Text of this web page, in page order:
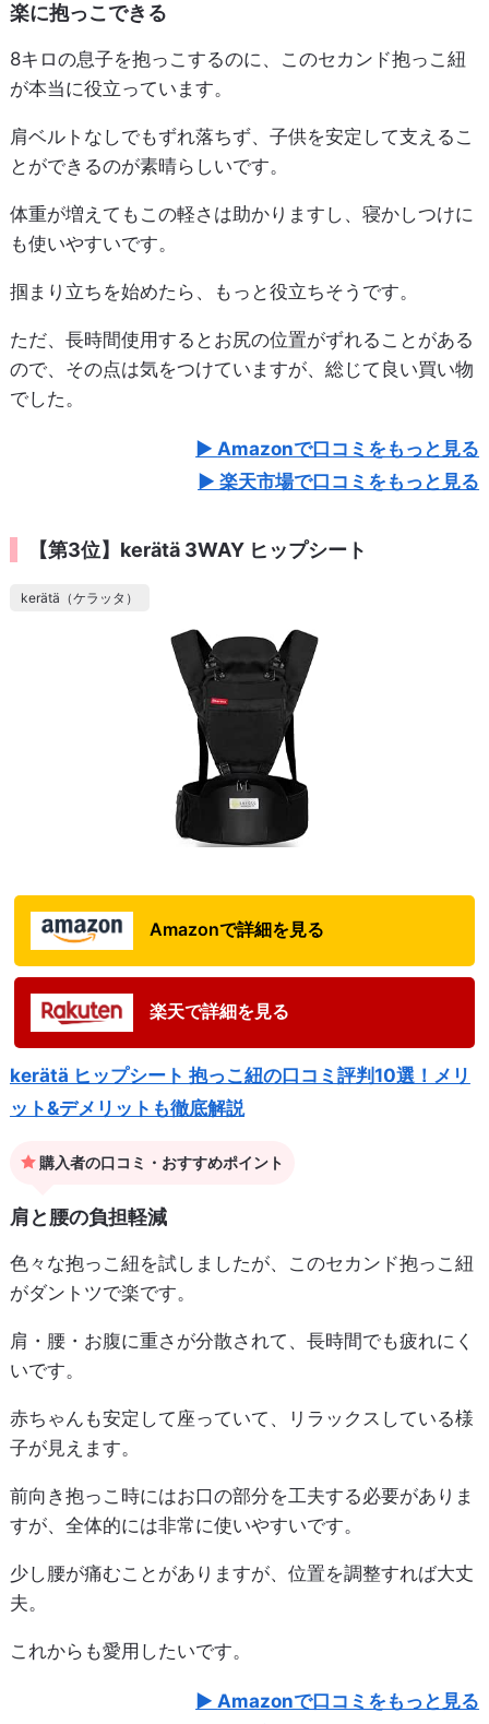
楽に抱っこできる
8キロの息子を抱っこするのに、このセカンド抱っこ紐
が本当に役立っています。
肩ベルトなしでもずれ落ちず、子供を安定して支えるこ
とができるのが素晴らしいです。
体重が増えてもこの軽さは助かりますし、寝かしつけに
も使いやすいです。
掴まり立ちを始めたら、もっと役立ちそうです。
ただ、長時間使用するとお尻の位置がずれることがある
ので、その点は気をつけていますが、総じて良い買い物
でした。
Amazonで口コミをもっと見る
楽天市場で口コミをもっと見る
【第3位】kerätä 3WAY ヒップシート
kerätä（ケラッタ）
Amazonで詳細を見る
楽天で詳細を見る
kerätä ヒップシート 抱っこ紐の口コミ評判10選！メリ
ット&デメリットも徹底解説
購入者の口コミ・おすすめポイント
肩と腰の負担軽減
色々な抱っこ紐を試しましたが、このセカンド抱っこ紐
がダントツで楽です。
肩・腰・お腹に重さが分散されて、長時間でも疲れにく
いです。
赤ちゃんも安定して座っていて、リラックスしている様
子が見えます。
前向き抱っこ時にはお口の部分を工夫する必要がありま
すが、全体的には非常に使いやすいです。
少し腰が痛むことがありますが、位置を調整すれば大丈
夫。
これからも愛用したいです。
Amazonで口コミをもっと見る